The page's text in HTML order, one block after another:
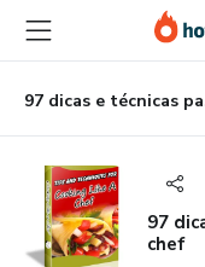
para
conteúdo
principal
para
pagamento
para
rodapé
97
chef